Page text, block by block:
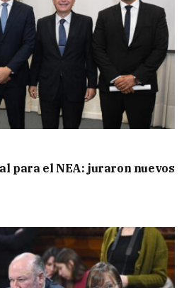
para el NEA: juraron nuevos